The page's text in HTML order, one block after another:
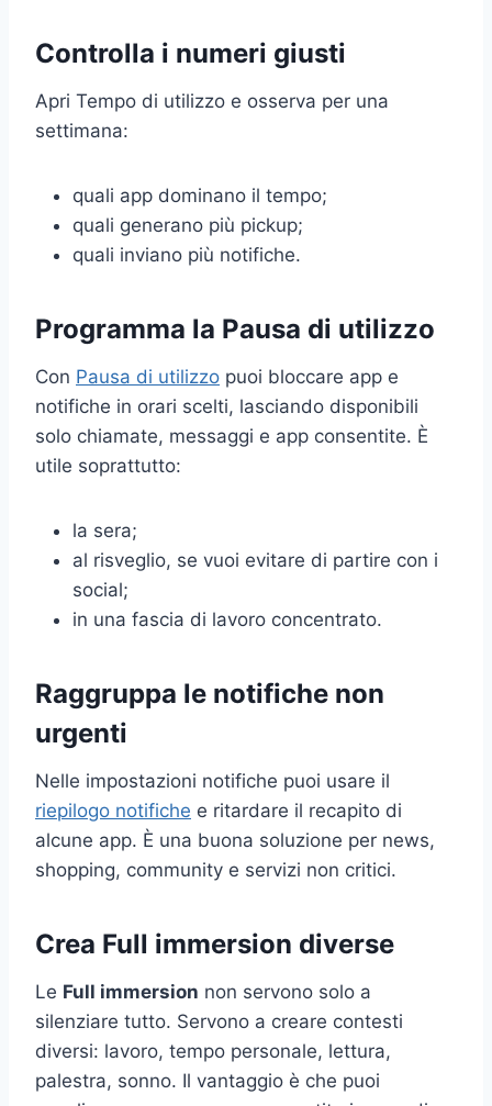
Controlla i numeri giusti
Apri Tempo di utilizzo e osserva per una
settimana:
quali app dominano il tempo;
quali generano più pickup;
quali inviano più notifiche.
Programma la Pausa di utilizzo
Con Pausa di utilizzo puoi bloccare app e
notifiche in orari scelti, lasciando disponibili
solo chiamate, messaggi e app consentite. È
utile soprattutto:
la sera;
al risveglio, se vuoi evitare di partire con i
social;
in una fascia di lavoro concentrato.
Raggruppa le notifiche non
urgenti
Nelle impostazioni notifiche puoi usare il
riepilogo notifiche e ritardare il recapito di
alcune app. È una buona soluzione per news,
shopping, community e servizi non critici.
Crea Full immersion diverse
Le Full immersion non servono solo a
silenziare tutto. Servono a creare contesti
diversi: lavoro, tempo personale, lettura,
palestra, sonno. Il vantaggio è che puoi